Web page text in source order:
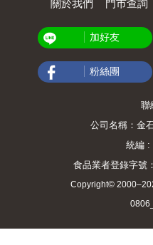
關於我們 門市查詢
加好友
粉絲團
聯
公司名稱：金
統編 :
食品業者登錄字號
Copyright©